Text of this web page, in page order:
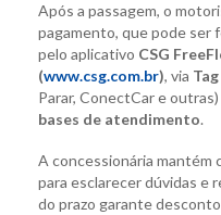
Após a passagem, o
pagamento, que pode ser
pelo aplicativo CSG
(www.csg.com.br), via
Parar, ConectCar e
bases de atendimento.
A concessionária mantém
para esclarecer dúvidas e
do prazo garante